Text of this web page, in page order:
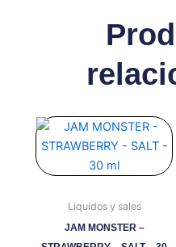
Liquidos y sales
JAM MONSTER –
Este
producto
tiene
variantes.
Las
opciones